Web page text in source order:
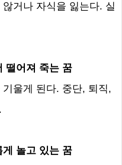
거나 자식을 잃는다. 실
떨어져 죽는 꿈
울게 된다. 중단, 퇴직,
놀고 있는 꿈